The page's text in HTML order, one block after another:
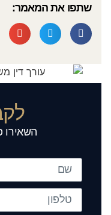
שתפו את המאמר:
השאירו